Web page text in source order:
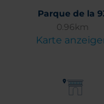
Parque de la
0.96km
Karte